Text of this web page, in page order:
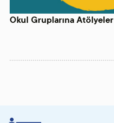
Okul Gruplarına Atölyeler